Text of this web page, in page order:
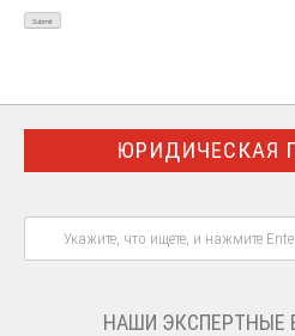
ЮРИДИЧЕСКАЯ
НАШИ